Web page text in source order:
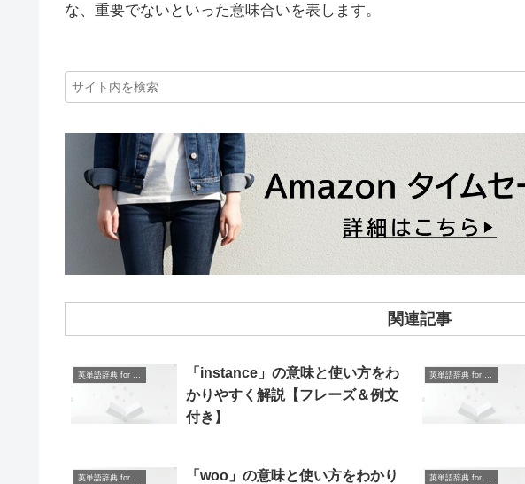
な、重要でないといった意味合いを表します。
関連記事
「instance」の意味と使い方をわ
かりやすく解説【フレーズ＆例文
付き】
「woo」の意味と使い方をわかり